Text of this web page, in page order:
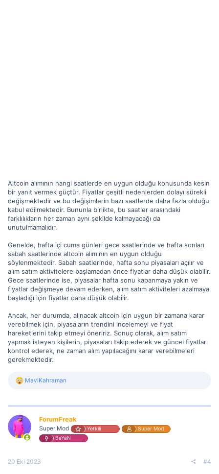
Altcoin alımının hangi saatlerde en uygun olduğu konusunda kesin
bir yanıt vermek güçtür. Fiyatlar çeşitli nedenlerden dolayı sürekli
değişmektedir ve bu değişimlerin bazı saatlerde daha fazla olduğu
kabul edilmektedir. Bununla birlikte, bu saatler arasındaki
farklılıkların her zaman aynı şekilde kalmayacağı da
unutulmamalıdır.
Genelde, hafta içi cuma günleri gece saatlerinde ve hafta sonları
sabah saatlerinde altcoin alımının en uygun olduğu
söylenmektedir. Sabah saatlerinde, hafta sonu piyasaları açılır ve
alım satım aktivitelere başlamadan önce fiyatlar daha düşük olabilir.
Gece saatlerinde ise, piyasalar hafta sonu kapanmaya yakın ve
fiyatlar değişmeye devam ederken, alım satım aktiviteleri azalmaya
başladığı için fiyatlar daha düşük olabilir.
Ancak, her durumda, alınacak altcoin için uygun bir zamana karar
verebilmek için, piyasaların trendini incelemeyi ve fiyat
hareketlerini takip etmeyi öneririz. Sonuç olarak, alım satım
yapmak isteyen kişilerin, piyasaları takip ederek ve güncel fiyatları
kontrol ederek, ne zaman alım yapılacağını karar verebilmeleri
gerekmektedir.
R
c
i
n
s
MaviKahraman
ForumFreak
Super Mod Yetkili
Super Mod
BaYaN
20 Eki 2023 #4